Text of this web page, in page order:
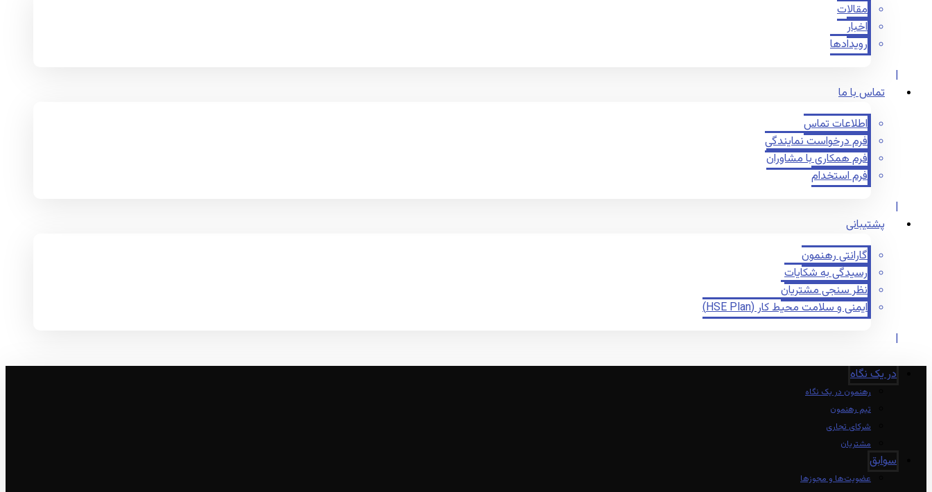
مقالات
اخبار
رویدادها
تماس با ما
اطلاعات تماس
فرم درخواست نمایندگی
فرم همکاری با مشاوران
فرم استخدام
پشتیبانی
گارانتی رهنمون
رسیدگی به شکایات
نظر سنجی مشتریان
ایمنی و سلامت محیط کار (HSE Plan)
در یک نگاه
رهنمون در یک نگاه
تیم رهنمون
شرکای تجاری
مشتریان
سوابق
عضویت‌ها و مجوزها